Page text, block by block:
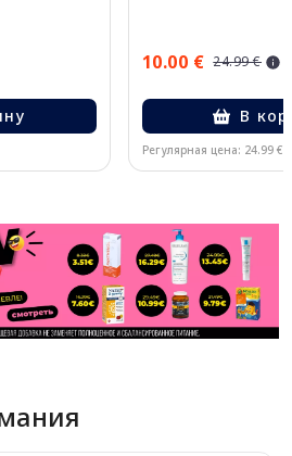
10.00 € 24.99 €
В
Регулярная цена: 24.99 €